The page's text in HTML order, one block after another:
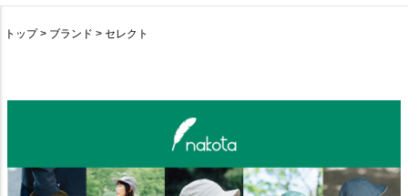
トップ ブランド セレクト